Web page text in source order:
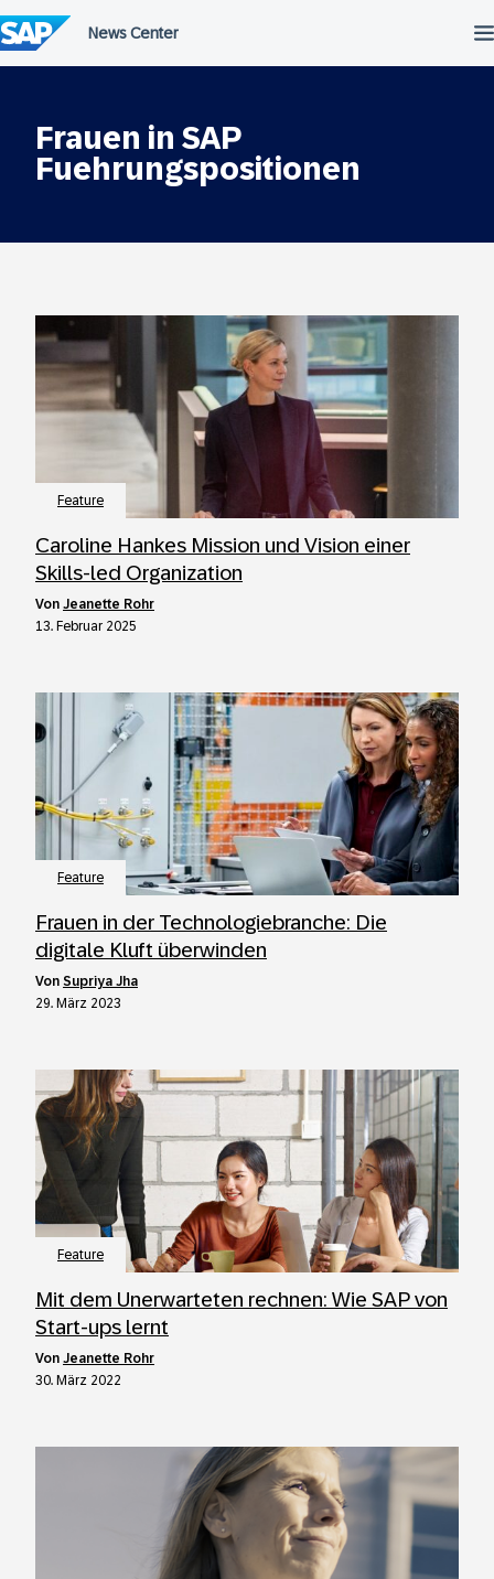
Frauen in SAP
Fuehrungspositionen
Feature
Caroline Hankes Mission und Vision einer
Skills-led Organization
von Jeanette Rohr
13. Februar 2025
Feature
Frauen in der Technologiebranche: Die
digitale Kluft überwinden
von Supriya Jha
29. März 2023
Feature
Mit dem Unerwarteten rechnen: Wie SAP von
Start-ups lernt
von Jeanette Rohr
30. März 2022